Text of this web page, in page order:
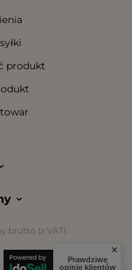
produkt
brutto (z VAT).
Prawdziwe
opinie klientów